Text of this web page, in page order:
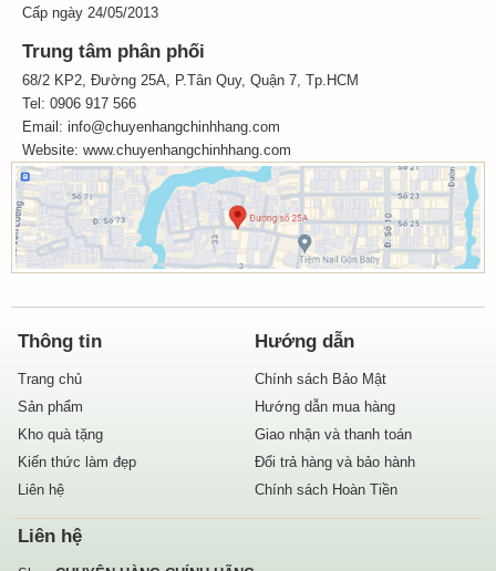
Cấp ngày 24/05/2013
Trung tâm phân phối
68/2 KP2, Đường 25A, P.Tân Quy, Quận 7, Tp.HCM
Tel: 0906 917 566
Email: info@chuyenhangchinhhang.com
Website: www.chuyenhangchinhhang.com
Thông tin
Trang chủ
Sản phẩm
Kho quà tặng
Kiến thức làm đẹp
Liên hệ
Hướng dẫn
Chính sách Bảo Mật
Hướng dẫn mua hàng
Giao nhận và thanh toán
Đổi trả hàng và bảo hành
Chính sách Hoàn Tiền
Liên hệ